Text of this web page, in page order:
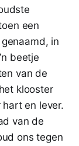
een
in
beetje
van de
klooster
en lever.
van de
ons tegen